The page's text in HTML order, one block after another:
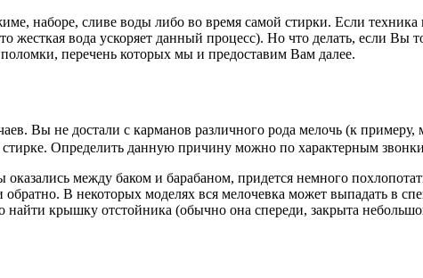
наборе, сливе воды либо во время самой стирки. Если техника
жесткая вода ускоряет данный процесс). Но что делать, если Вы
перечень которых мы и предоставим Вам далее.
Вы не достали с карманов различного рода мелочь (к
Определить данную причину можно по характерным
между баком и барабаном, придется немного
обратно. В некоторых моделях вся мелочевка может выпадать в
крышку отстойника (обычно она спереди, закрыта